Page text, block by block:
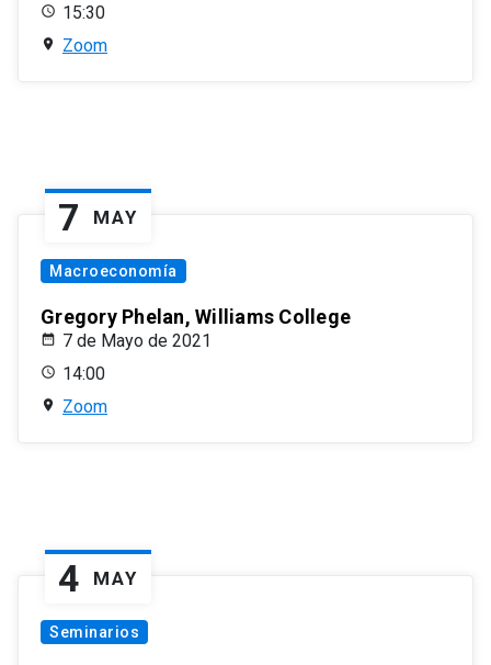
15:30
Zoom
7 MAY
Macroeconomía
Gregory Phelan, Williams College
7 de Mayo de 2021
14:00
Zoom
4 MAY
Seminarios